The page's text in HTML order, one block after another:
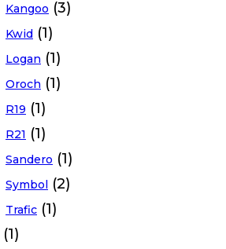
Kangoo (3)
Kwid (1)
Logan (1)
Oroch (1)
R19 (1)
R21 (1)
Sandero (1)
Symbol (2)
Trafic (1)
(1)